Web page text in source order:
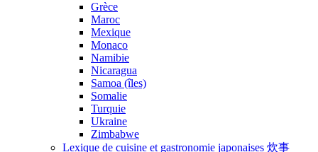
Grèce
Maroc
Mexique
Monaco
Namibie
Nicaragua
Samoa (îles)
Somalie
Turquie
Ukraine
Zimbabwe
Lexique de cuisine et gastronomie japonaises 炊事